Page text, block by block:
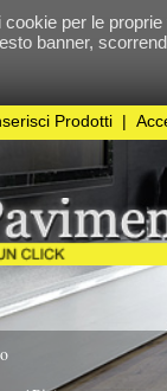
per le proprie
scorrendo questa